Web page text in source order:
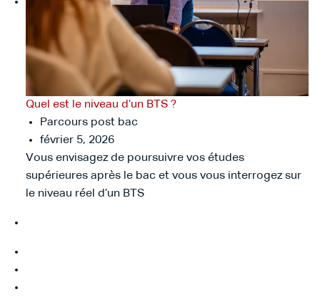
Quel est le niveau d’un BTS ?
Parcours post bac
février 5, 2026
Vous envisagez de poursuivre vos études
supérieures après le bac et vous vous interrogez sur
le niveau réel d’un BTS